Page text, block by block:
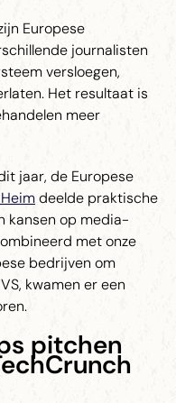
Europese
journalisten
versloegen,
Het resultaat is
meer
jaar, de Europese
deelde praktische
kansen op media-
met onze
bedrijven om
kwamen er een
pitchen